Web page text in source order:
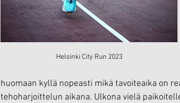
Helsinki City Run 2023
huomaan kyllä nopeasti mikä tavoiteaika on
tehoharjoittelun aikana. Ulkona vielä